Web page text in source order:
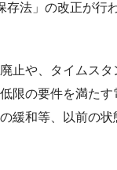
法」の改正が行
止や、タイムス
限の要件を満た
緩和等、以前の